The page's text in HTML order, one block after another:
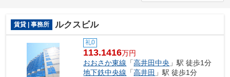
賃貸 | 事務所 ルクスビル
礼0
113.1416万円
おおさか東線 「高井田中央 」駅 徒歩1分
地下鉄中央線 「高井田 」駅 徒歩1分